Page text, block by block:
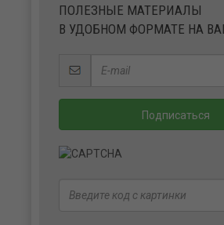
ПОЛЕЗНЫЕ МАТЕРИАЛЫ
В УДОБНОМ ФОРМАТЕ НА